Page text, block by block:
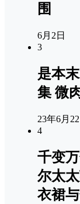
围
6月2日
3
是本
集 微
23年6月22
4
千变
尔太
衣裙